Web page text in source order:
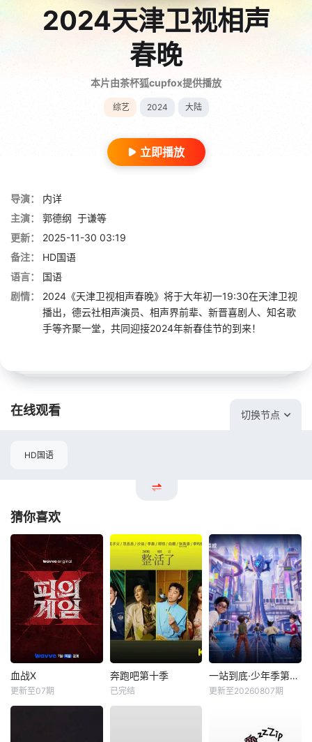
2024天津卫视相声
春晚
本片由茶杯狐cupfox提供播放
综艺 2024 大陆
立即播放
导演：
内详
主演：
郭德纲 于谦等
更新：
2025-11-30 03:19
备注：
HD国语
语言：
国语
剧情：
2024《天津卫视相声春晚》将于大年初一19:30在天津卫视
播出，德云社相声演员、相声界前辈、新晋喜剧人、知名歌
手等齐聚一堂，共同迎接2024年新春佳节的到来！
在线观看 切换节点
HD国语
猜你喜欢
血战X
更新至07期
奔跑吧第十季
已完结
一站到底·少年季第2季
更新至20260807期